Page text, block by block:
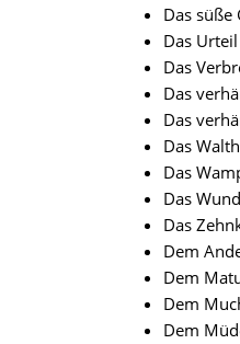
Das süße
Das
Das
Das
Das
Das
Das
Das
Das
Dem
Dem
Dem
Dem